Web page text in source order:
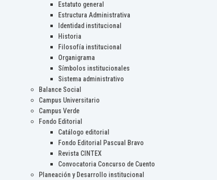
Estatuto general
Estructura Administrativa
Identidad institucional
Historia
Filosofía institucional
Organigrama
Símbolos institucionales
Sistema administrativo
Balance Social
Campus Universitario
Campus Verde
Fondo Editorial
Catálogo editorial
Fondo Editorial Pascual Bravo
Revista CINTEX
Convocatoria Concurso de Cuento
Planeación y Desarrollo institucional